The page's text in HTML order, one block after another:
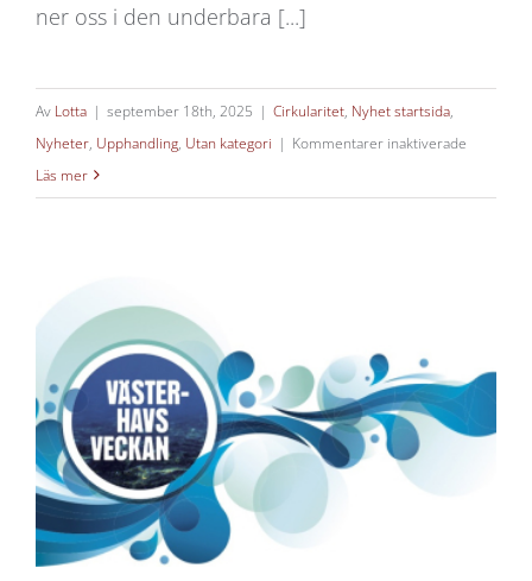
ner oss i den underbara [...]
Av Lotta | september 18th, 2025 | Cirkularitet, Nyhet startsida,
Nyheter, Upphandling, Utan kategori | Kommentarer inaktiverade
Läs mer